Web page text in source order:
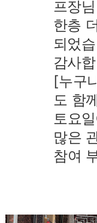
프장
한층
되었
감사
[누구
도 함
토요
많은
참여